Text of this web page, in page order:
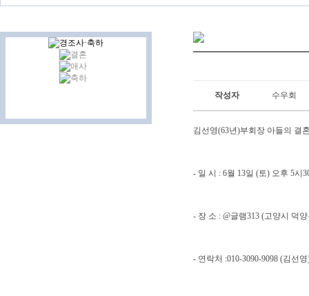
작성자 수우회
김선영(63년)부회장 아들의 결
- 일 시 : 6월 13일 (토) 오후 5시
- 장 소 : @글램313 (고양시 덕
- 연락처 :010-3090-9098 (김선